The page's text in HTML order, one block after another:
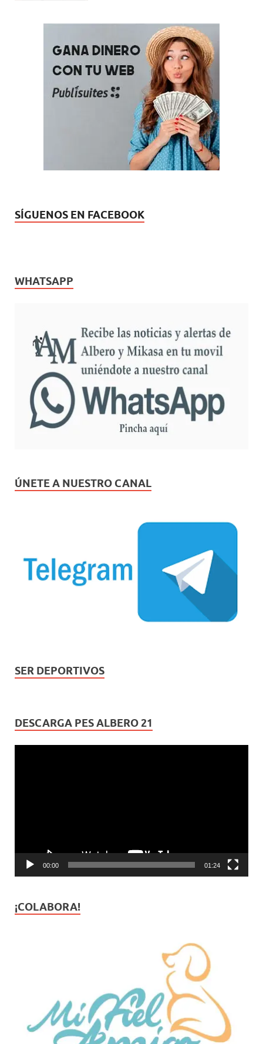
SÍGUENOS EN FACEBOOK
WHATSAPP
ÚNETE A NUESTRO CANAL
SER DEPORTIVOS
DESCARGA PES ALBERO 21
00:00 01:24
¡COLABORA!